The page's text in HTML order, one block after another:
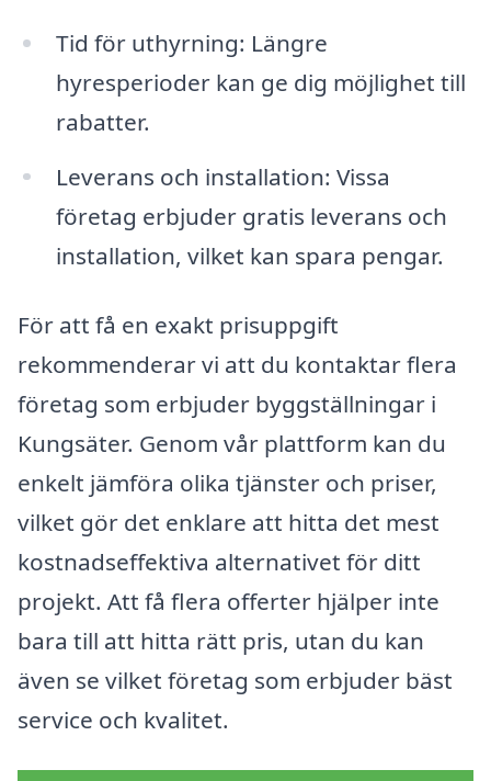
Tid för uthyrning: Längre
hyresperioder kan ge dig möjlighet till
rabatter.
Leverans och installation: Vissa
företag erbjuder gratis leverans och
installation, vilket kan spara pengar.
För att få en exakt prisuppgift
rekommenderar vi att du kontaktar flera
företag som erbjuder byggställningar i
Kungsäter. Genom vår plattform kan du
enkelt jämföra olika tjänster och priser,
vilket gör det enklare att hitta det mest
kostnadseffektiva alternativet för ditt
projekt. Att få flera offerter hjälper inte
bara till att hitta rätt pris, utan du kan
även se vilket företag som erbjuder bäst
service och kvalitet.